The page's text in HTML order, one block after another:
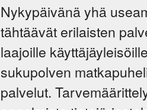
Nykypäivänä yhä
tähtäävät erilaisten
laajoille
sukupolven
palvelut.